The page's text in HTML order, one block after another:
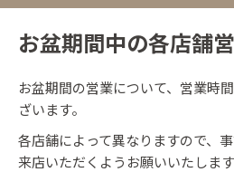
お盆期間中の各店舗
お盆期間の営業について、営業時
ざいます。
各店舗によって異なりますので、
来店いただくようお願いいたします